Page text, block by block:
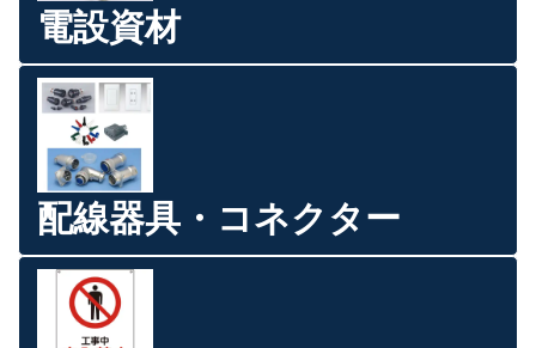
電設資材
配線器具・コネクター